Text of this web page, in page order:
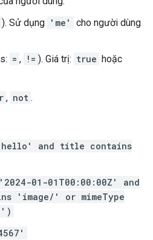
). Sử dụng 'me'
cho người dùng
= , != ). Giá trị: true hoặc
, not .
and title contains
01-01T00:00:00Z' and
'image/' or mimeType
')